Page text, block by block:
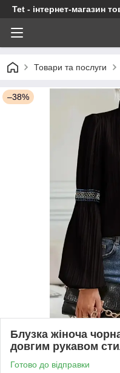
Tet - інтернет-магазин
Товари та послуги
–38%
Блузка жіноча
довгим рукавом
Готово до відправки